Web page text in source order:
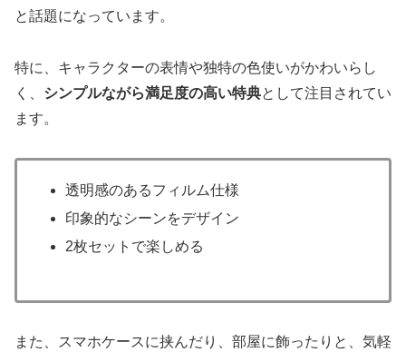
と話題になっています。
特に、キャラクターの表情や独特の色使いがかわいらし
く、 シンプルながら満足度の高い特典として注目されてい
ます。
透明感のあるフィルム仕様
印象的なシーンをデザイン
2枚セットで楽しめる
また、スマホケースに挟んだり、部屋に飾ったりと、気軽